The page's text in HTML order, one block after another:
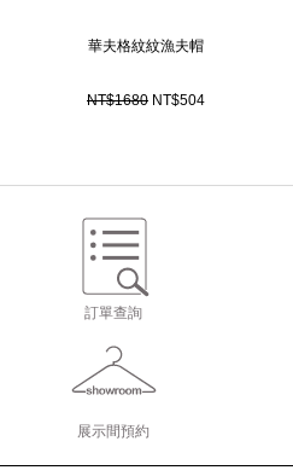
華夫格紋紋漁夫帽
NT$1680 NT$504
訂單查詢
展示間預約